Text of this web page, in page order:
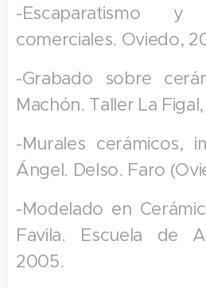
-Escaparatismo y
comerciales. Oviedo,
-Grabado sobre
Machón. Taller La
-Murales cerámicos,
Ángel. Delso. Faro
-Modelado en
Favila. Escuela de
2005.